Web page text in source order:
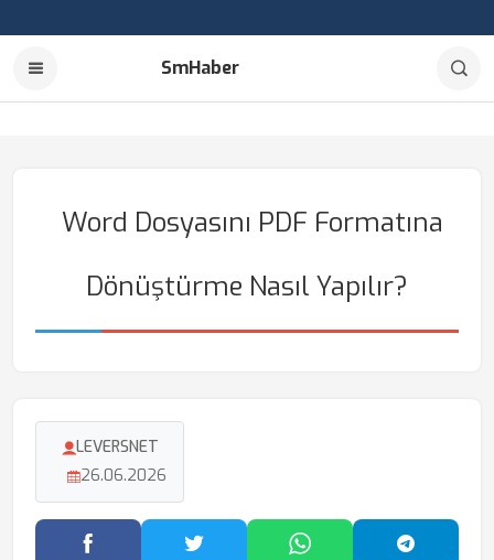
SmHaber
Word Dosyasını PDF Formatına
Dönüştürme Nasıl Yapılır?
LEVERSNET
26.06.2026